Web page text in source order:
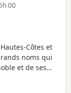
00
Côtes et
noms qui
et de ses
prospèrent une